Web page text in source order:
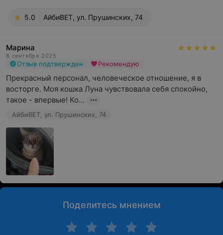
5.0 АйбиВЕТ, ул. Прушинских, 74
Марина
8 сентября 2025
Отзыв подтвержден Рекомендую
Прекрасный персонал, человеческое отношение, я в
восторге. Моя кошка Луна чувствовала себя спокойно,
такое - впервые! Ко...
АйбиВЕТ, ул. Прушинских, 74
Поделитесь мнением